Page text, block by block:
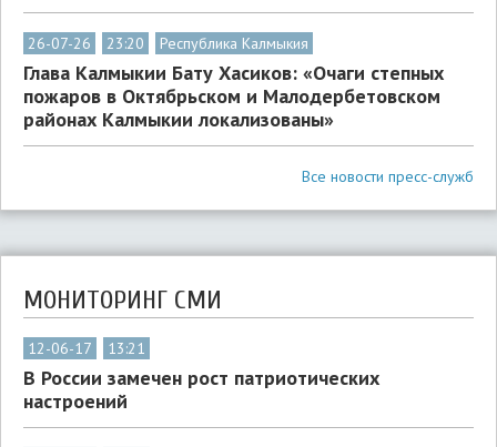
26-07-26 23:20 Республика Калмыкия
Глава Калмыкии Бату Хасиков: «Очаги степных
пожаров в Октябрьском и Малодербетовском
районах Калмыкии локализованы»
Все новости пресс-служб
МОНИТОРИНГ СМИ
12-06-17 13:21
В России замечен рост патриотических
настроений